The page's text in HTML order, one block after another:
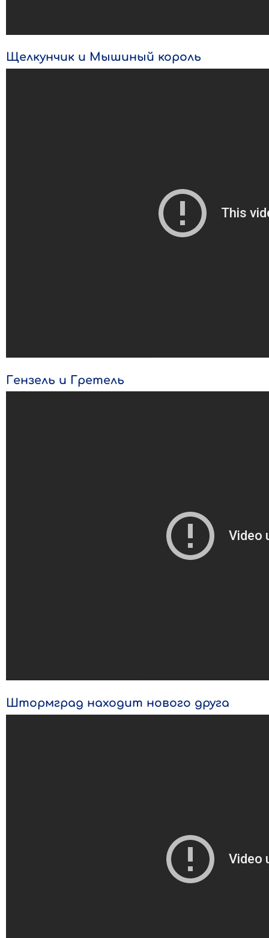
Щелкунчик и Мышиный король
Гензель и Гретель
Штормград находит нового друга